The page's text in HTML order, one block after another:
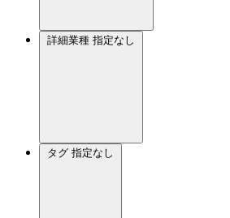
詳細業種 指定なし
タグ 指定なし